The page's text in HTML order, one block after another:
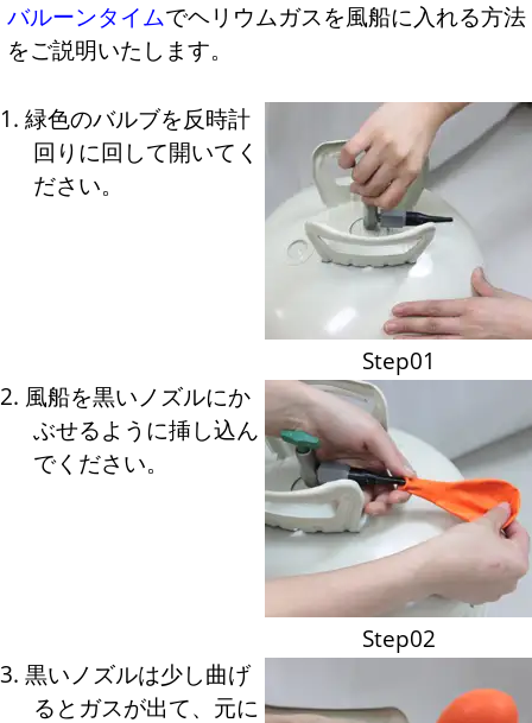
バルーンタイムでヘリウムガスを風船に入れる方法
をご説明いたします。
Step01
1. 緑色のバルブを反時計
回りに回して開いてく
ださい。
Step02
2. 風船を黒いノズルにか
ぶせるように挿し込ん
でください。
3. 黒いノズルは少し曲げ
るとガスが出て、元に